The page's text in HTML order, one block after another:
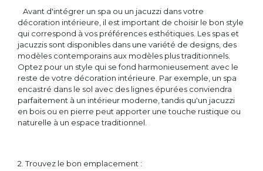
Avant d'intégrer un spa ou un jacuzzi dans votre
décoration intérieure, il est important de choisir le bon style
qui correspond à vos préférences esthétiques. Les spas et
jacuzzis sont disponibles dans une variété de designs, des
modèles contemporains aux modèles plus traditionnels.
Optez pour un style qui se fond harmonieusement avec le
reste de votre décoration intérieure. Par exemple, un spa
encastré dans le sol avec des lignes épurées conviendra
parfaitement à un intérieur moderne, tandis qu'un jacuzzi
en bois ou en pierre peut apporter une touche rustique ou
naturelle à un espace traditionnel.
2. Trouvez le bon emplacement :